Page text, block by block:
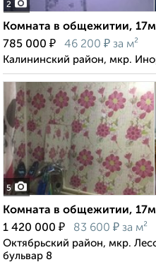
2
Комната в общежитии,
785 000 ₽ 46 200 ₽ за м²
Калининский район, мкр.
5
Комната в общежитии,
1 420 000 ₽ 83 600 ₽ за м²
Октябрьский район, мкр.
бульвар 8